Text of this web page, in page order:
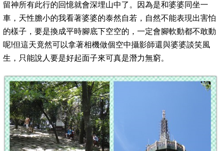
留神所有此行的回憶就會深埋山中了。因為是和婆婆同坐一
車，天性膽小的我看著婆婆的泰然自若，自然不能表現出害怕
的樣子，要是換成平時腳底下空空的，一定會腳軟動都不敢動
呢!但這天竟然可以拿著相機做個空中攝影師還與婆婆談笑風
生，只能說人要是好起面子來可真是潛力無窮。